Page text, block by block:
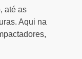
até as
Aqui na